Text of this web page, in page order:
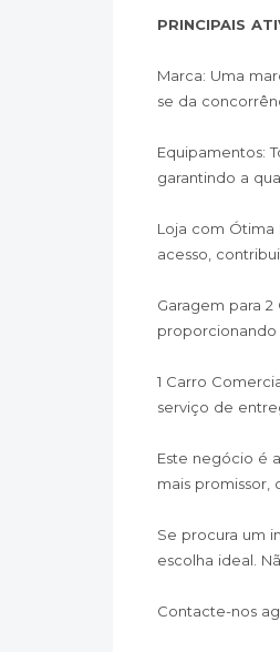
PRINCIPAIS
Marca: Uma
se da
Equipamentos:
garantindo a
Loja com Ótima
acesso,
Garagem para
proporcionando
1 Carro
serviço de
Este negócio é
mais
Se procura um
escolha ideal.
Contacte-nos